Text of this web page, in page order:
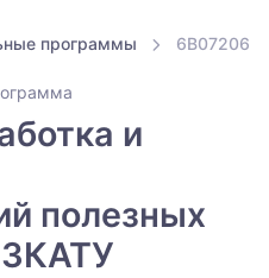
программы 6B07206
и
полезных